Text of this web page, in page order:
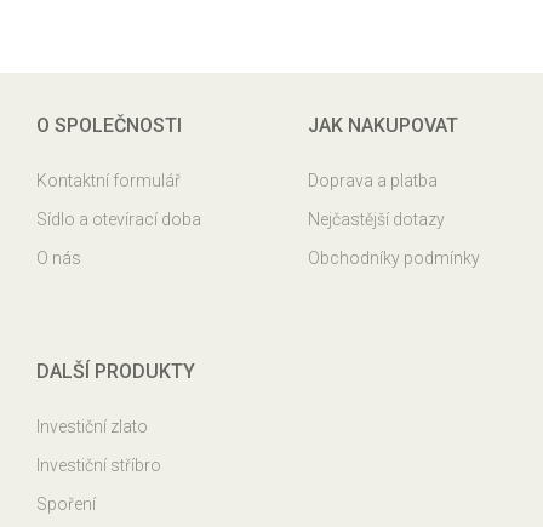
O SPOLEČNOSTI
Kontaktní formulář
Sídlo a otevírací doba
O nás
JAK NAKUPOVAT
Doprava a platba
Nejčastější dotazy
Obchodníky podmínky
DALŠÍ PRODUKTY
Investiční zlato
Investiční stříbro
Spoření